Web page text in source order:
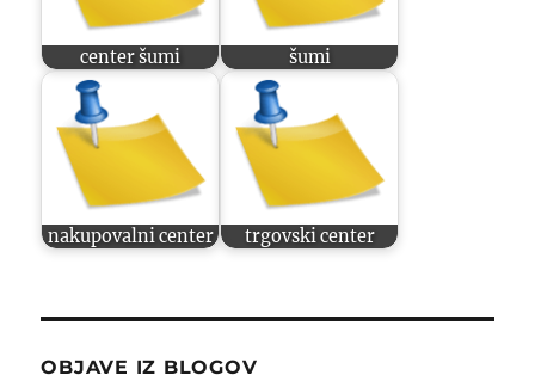
center šumi šumi
nakupovalni center trgovski center
OBJAVE IZ BLOGOV